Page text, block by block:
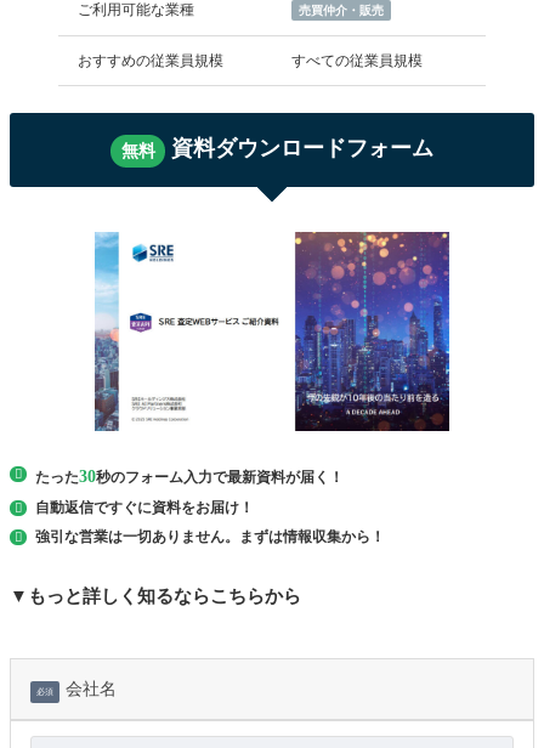
ご利用可能な業種 売買仲介・販売
おすすめの従業員規模 すべての従業員規模
無料 資料ダウンロードフォーム
たった30秒のフォーム入力で最新資料が届く！
自動返信ですぐに資料をお届け！
強引な営業は一切ありません。まずは情報収集から！
▼もっと詳しく知るならこちらから
必須 会社名